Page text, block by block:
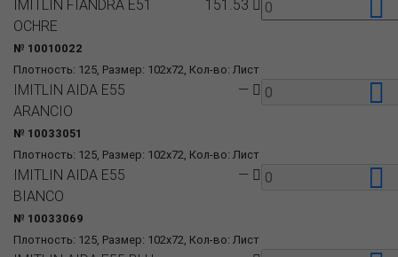
Плотность: 125, Размер: 102x72, Кол-во: Лист
IMITLIN FIANDRA E51
OCHRE
№ 10010022
151.53
Плотность: 125, Размер: 102x72, Кол-во: Лист
IMITLIN AIDA E55
ARANCIO
№ 10033051
—
Плотность: 125, Размер: 102x72, Кол-во: Лист
IMITLIN AIDA E55
BIANCO
№ 10033069
—